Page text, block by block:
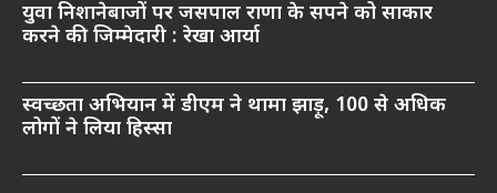
युवा निशानेबाजों पर जसपाल राणा के सपने को साकार
करने की जिम्मेदारी : रेखा आर्या
स्वच्छता अभियान में डीएम ने थामा झाड़ू, 100 से अधिक
लोगों ने लिया हिस्सा